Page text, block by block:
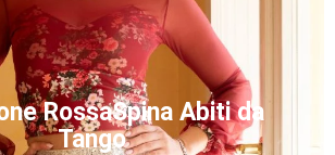
RossaSpina Abiti da
Tango